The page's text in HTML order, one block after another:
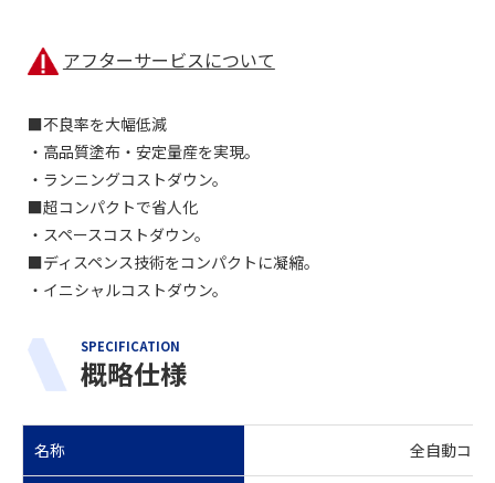
アフターサービスについて
■不良率を大幅低減
・高品質塗布・安定量産を実現。
・ランニングコストダウン。
■超コンパクトで省人化
・スペースコストダウン。
■ディスペンス技術をコンパクトに凝縮。
・イニシャルコストダウン。
SPECIFICATION
概略仕様
名称 全自動コン